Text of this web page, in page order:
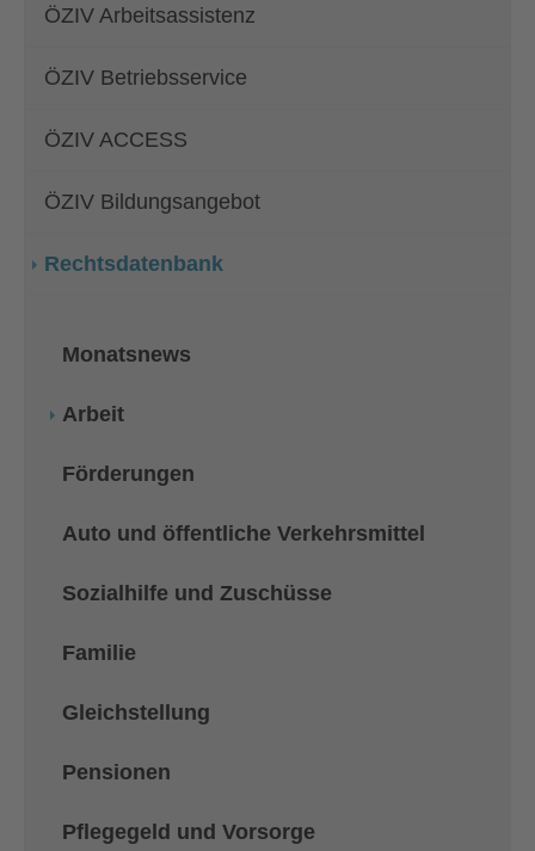
ÖZIV Arbeitsassistenz
ÖZIV Betriebsservice
ÖZIV ACCESS
ÖZIV Bildungsangebot
Rechtsdatenbank
Monatsnews
Arbeit
Förderungen
Auto und öffentliche Verkehrsmittel
Sozialhilfe und Zuschüsse
Familie
Gleichstellung
Pensionen
Pflegegeld und Vorsorge